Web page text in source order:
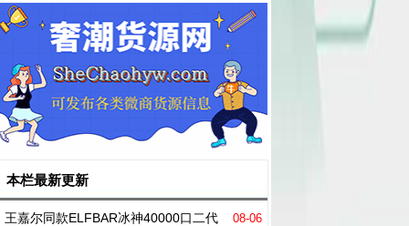
栏最新更新
08-06
王嘉尔同款ELFBAR冰神40000口二代